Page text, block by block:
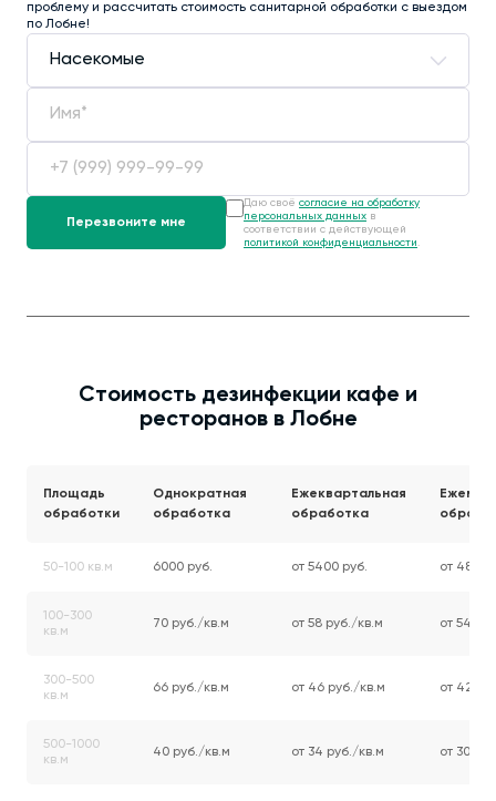
проблему и рассчитать стоимость санитарной обработки с выездом
по Лобне!
Даю своё согласие на обработку
персональных данных в
соответствии с действующей
политикой конфиденциальности .
Стоимость дезинфекции кафе и
ресторанов в Лобне
Площадь
обработки
Однократная
обработка
Ежеквартальная
обработка
50-100 кв.м 6000 руб. от 5400 руб. от 4800
100-300
кв.м
70 руб./кв.м от 58 руб./кв.м от 54
300-500
кв.м
66 руб./кв.м от 46 руб./кв.м от 42
500-1000
кв.м
40 руб./кв.м от 34 руб./кв.м от 30